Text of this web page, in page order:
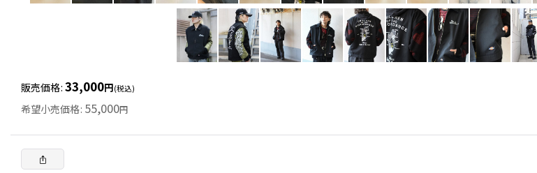
販売価格: 33,000円(税込)
希望小売価格: 55,000円